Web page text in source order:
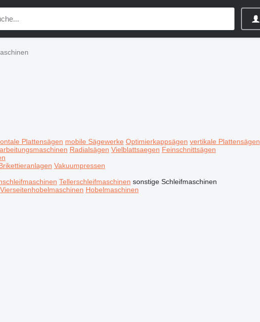
Plattensägen mobile Sägewerke Optimierkappsägen vertikale Plattensägen
Radialsägen Vielblattsaegen Feinschnittsägen
Vakuumpressen
Tellerschleifmaschinen sonstige Schleifmaschinen
Vierseitenhobelmaschinen Hobelmaschinen